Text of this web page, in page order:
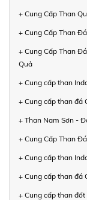
+ Cung Cấp Than
+ Cung Cấp Than
+ Cung Cấp Than
Quả
+ Cung cấp than
+ Cung cấp than đá
+ Than Nam Sơn -
+ Cung Cấp Than
+ Cung cấp than
+ Cung cấp than đá
+ Cung cấp than